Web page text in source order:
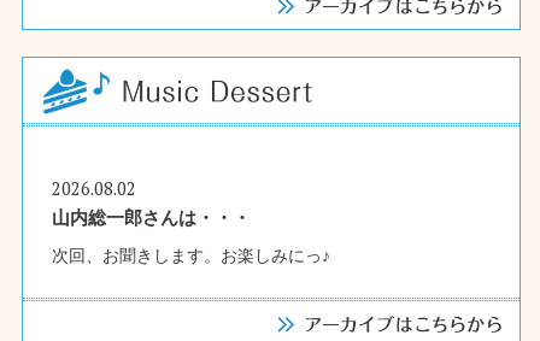
2026.08.02
山内総一郎さんは・・・
次回、お聞きします。お楽しみにっ♪